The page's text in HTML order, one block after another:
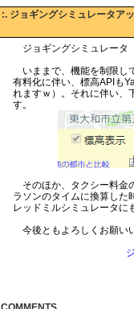
:. ジョギングシミュレータア
ジョギングシミュレータ
いままで、機能を制限し
有料化に伴い、標高APIも
れますｗ）。それに伴い、
す。
そのほか、タクシー料金
ラソンのタイムに換算した
レッドミルシミュレータに
今後ともよろしくお願い